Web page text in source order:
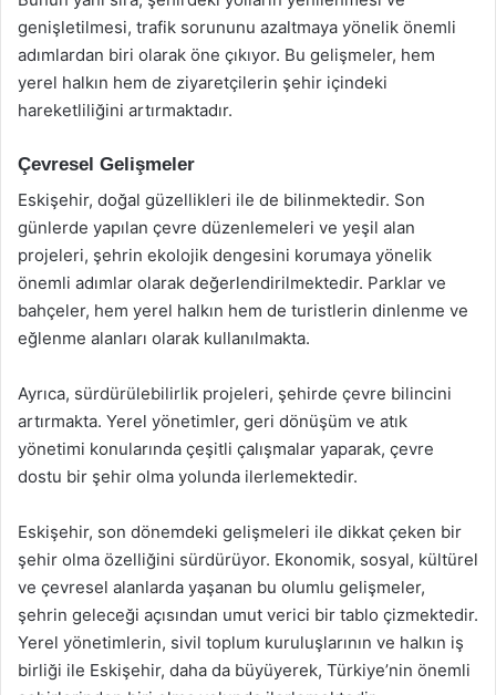
genişletilmesi, trafik sorununu azaltmaya yönelik önemli
adımlardan biri olarak öne çıkıyor. Bu gelişmeler, hem
yerel halkın hem de ziyaretçilerin şehir içindeki
hareketliliğini artırmaktadır.
Çevresel Gelişmeler
Eskişehir, doğal güzellikleri ile de bilinmektedir. Son
günlerde yapılan çevre düzenlemeleri ve yeşil alan
projeleri, şehrin ekolojik dengesini korumaya yönelik
önemli adımlar olarak değerlendirilmektedir. Parklar ve
bahçeler, hem yerel halkın hem de turistlerin dinlenme ve
eğlenme alanları olarak kullanılmakta.
Ayrıca, sürdürülebilirlik projeleri, şehirde çevre bilincini
artırmakta. Yerel yönetimler, geri dönüşüm ve atık
yönetimi konularında çeşitli çalışmalar yaparak, çevre
dostu bir şehir olma yolunda ilerlemektedir.
Eskişehir, son dönemdeki gelişmeleri ile dikkat çeken bir
şehir olma özelliğini sürdürüyor. Ekonomik, sosyal, kültürel
ve çevresel alanlarda yaşanan bu olumlu gelişmeler,
şehrin geleceği açısından umut verici bir tablo çizmektedir.
Yerel yönetimlerin, sivil toplum kuruluşlarının ve halkın iş
birliği ile Eskişehir, daha da büyüyerek, Türkiye’nin önemli